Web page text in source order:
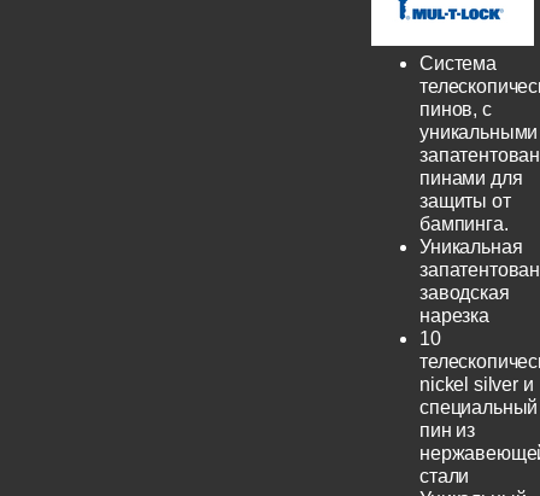
Система
пинов, с
уникальными
пинами для
защиты от
бампинга.
Уникальная
заводская
нарезка
10
nickel silver и
специальный
пин из
стали